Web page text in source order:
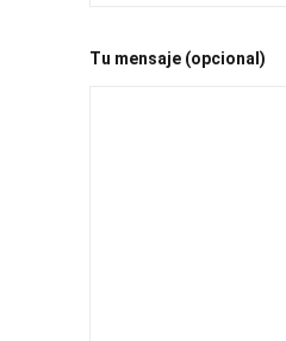
Tu mensaje (opcional)